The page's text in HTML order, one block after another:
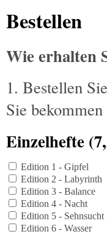
Bestellen
Wie erhalten
1. Bestellen
Sie
Einzelhefte
Edition 1 - Gipfel
Edition 2 - Labyrinth
Edition 3 - Balance
Edition 4 - Nacht
Edition 5 - Sehnsucht
Edition 6 - Wasser